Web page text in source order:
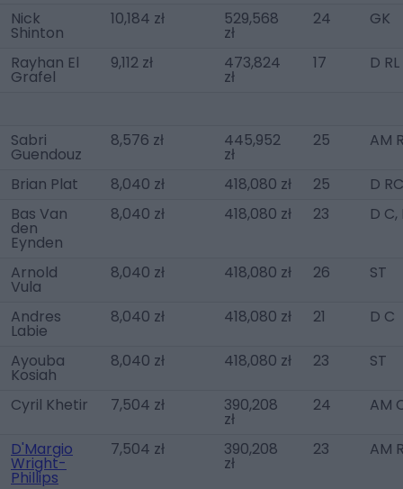
Nick
Shinton
10,184 zł 529,568
zł
24 GK
Rayhan El
Grafel
9,112 zł 473,824
zł
17 D RL
Sabri
Guendouz
8,576 zł 445,952
zł
25 AM
Brian Plat 8,040 zł 418,080 zł 25
D RC
Bas Van
den
Eynden
8,040 zł 418,080 zł 23 D
Arnold
Vula
8,040 zł 418,080 zł 26 ST
Andres
Labie
8,040 zł 418,080 zł 21 D C
Ayouba
Kosiah
8,040 zł 418,080 zł 23 ST
Cyril Khetir 7,504 zł 390,208
zł
24 AM
D'Margio
Wright-
Phillips
7,504 zł 390,208
zł
23 AM